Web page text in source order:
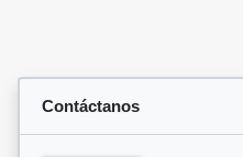
Contáctanos